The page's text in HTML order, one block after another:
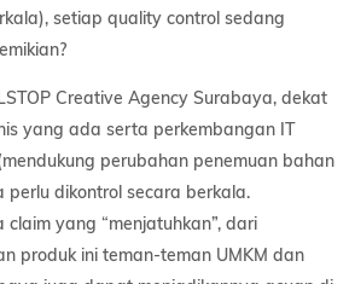
setiap quality control sedang
Creative Agency Surabaya, dekat
yang ada serta perkembangan IT
perubahan penemuan bahan
dikontrol secara berkala.
yang “menjatuhkan”, dari
produk ini teman-teman UMKM dan